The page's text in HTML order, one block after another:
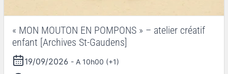
« MON MOUTON EN POMPONS » – atelier créatif
enfant [Archives St-Gaudens]
19/09/2026 - A 10h00 (+1)